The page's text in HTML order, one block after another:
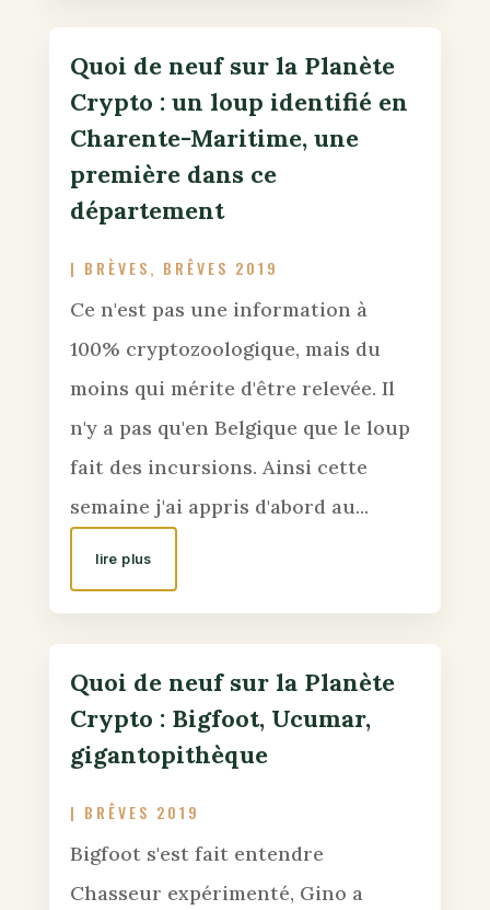
Quoi de neuf sur la Planète
Crypto : un loup identifié en
Charente-Maritime, une
première dans ce
département
| BRÈVES, BRÊVES 2019
Ce n'est pas une information à
100% cryptozoologique, mais du
moins qui mérite d'être relevée. Il
n'y a pas qu'en Belgique que le loup
fait des incursions. Ainsi cette
semaine j'ai appris d'abord au...
lire plus
Quoi de neuf sur la Planète
Crypto : Bigfoot, Ucumar,
gigantopithèque
| BRÊVES 2019
Bigfoot s'est fait entendre
Chasseur expérimenté, Gino a